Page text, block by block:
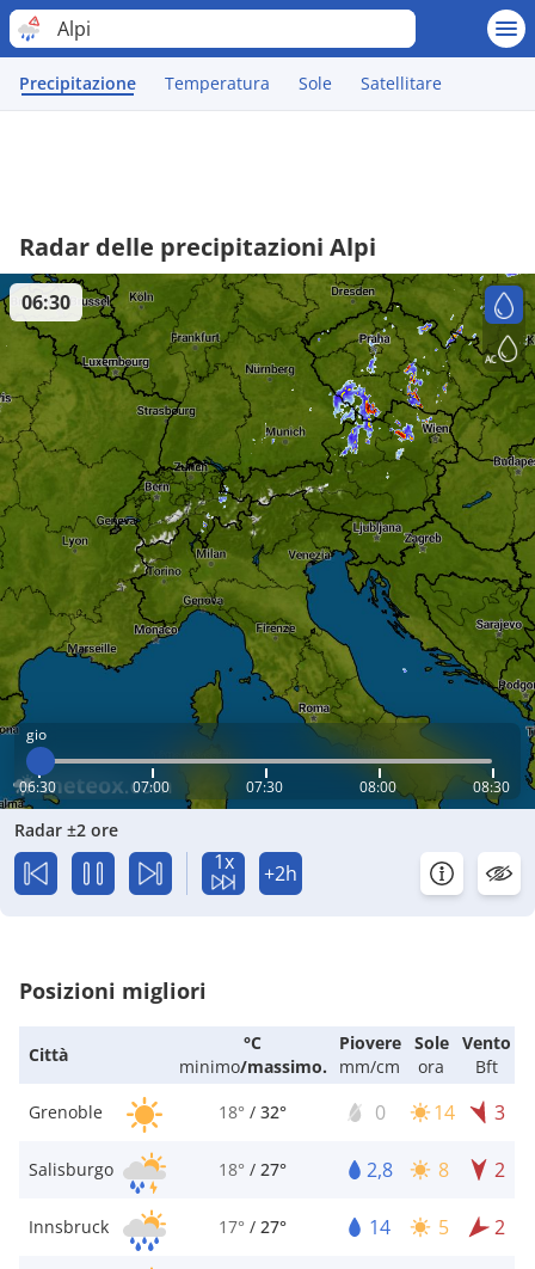
Alpi
Precipitazione Temperatura Sole Satellitare
Radar delle precipitazioni Alpi
gio
06:30 07:00 07:30 08:00 08:30
06:30
Radar ±2 ore
1x +2h
Posizioni migliori
Città
°C
minimo/massimo.
Piovere
mm/cm
Sole
ora
Vento
Bft
Grenoble
18° / 32° 0 14 3
Salisburgo 18° / 27° 2,8 8 2
Innsbruck 17° / 27° 14 5 2